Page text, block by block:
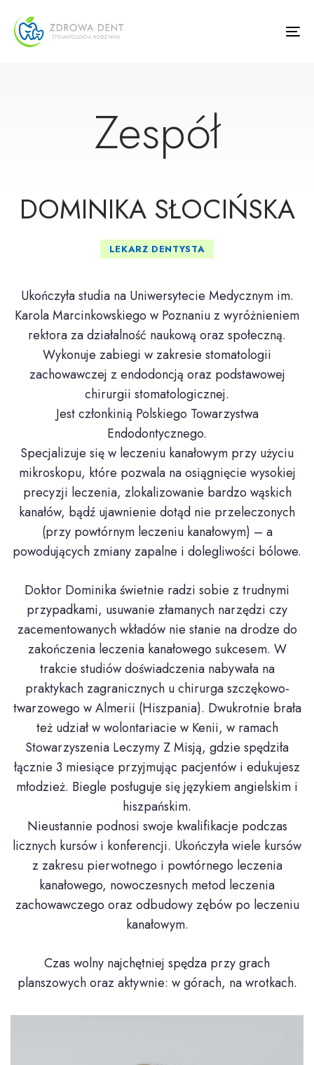
links
primary
Zespół
DOMINIKA SŁOCIŃSKA
LEKARZ DENTYSTA
Ukończyła studia na Uniwersytecie Medycznym im.
Karola Marcinkowskiego w Poznaniu z wyróżnieniem
rektora za działalność naukową oraz społeczną.
Wykonuje zabiegi w zakresie stomatologii
zachowawczej z endodoncją oraz podstawowej
chirurgii stomatologicznej.
Jest członkinią Polskiego Towarzystwa
Endodontycznego.
Specjalizuje się w leczeniu kanałowym przy użyciu
mikroskopu, które pozwala na osiągnięcie wysokiej
precyzji leczenia, zlokalizowanie bardzo wąskich
kanałów, bądź ujawnienie dotąd nie przeleczonych
(przy powtórnym leczeniu kanałowym) – a
powodujących zmiany zapalne i dolegliwości bólowe.
Doktor Dominika świetnie radzi sobie z trudnymi
przypadkami, usuwanie złamanych narzędzi czy
zacementowanych wkładów nie stanie na drodze do
zakończenia leczenia kanałowego sukcesem. W
trakcie studiów doświadczenia nabywała na
praktykach zagranicznych u chirurga szczękowo-
twarzowego w Almerii (Hiszpania). Dwukrotnie brała
też udział w wolontariacie w Kenii, w ramach
Stowarzyszenia Leczymy Z Misją, gdzie spędziła
łącznie 3 miesiące przyjmując pacjentów i edukujesz
młodzież. Biegle posługuje się językiem angielskim i
hiszpańskim.
Nieustannie podnosi swoje kwalifikacje podczas
licznych kursów i konferencji. Ukończyła wiele kursów
z zakresu pierwotnego i powtórnego leczenia
kanałowego, nowoczesnych metod leczenia
zachowawczego oraz odbudowy zębów po leczeniu
kanałowym.
Czas wolny najchętniej spędza przy grach
planszowych oraz aktywnie: w górach, na wrotkach.